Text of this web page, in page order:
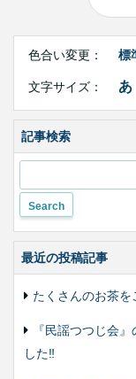
Right
Contents
合
変
色合い変更： 標
文字サイズ： あ
記事検索
最近の投稿記事
たくさんのお茶を
『民謡つつじ会
した‼️